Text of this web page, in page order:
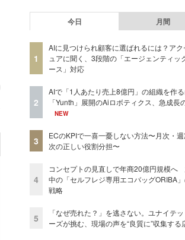
今日 月間
1
AIに見つけられ顧客に選ばれるには？アク
ュアに聞く、3段階の「エージェンティッ
ース」対応
2
AIで「1人あたり売上8億円」の組織を作る
「Yunth」展開のAiロボティクス、急成長
NEW
3
ECのKPIで一喜一憂しない方法〜月次・週
次の正しい役割分担〜
4
コンセプトの見直しで年商20億円規模へ
中の「セルフレジ専用エコバッグORIBA
戦略
5
「なぜ売れた？」を逃さない。ユナイテ
ーズが挑む、現場の声を“良質に”収集する